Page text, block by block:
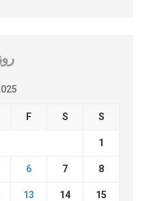
F S S
1
6 7 8
13 14 15